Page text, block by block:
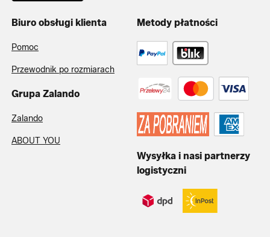
Biuro obsługi klienta
Pomoc
Przewodnik po rozmiarach
Grupa Zalando
Zalando
ABOUT YOU
Metody płatności
Wysyłka i nasi partnerzy
logistyczni